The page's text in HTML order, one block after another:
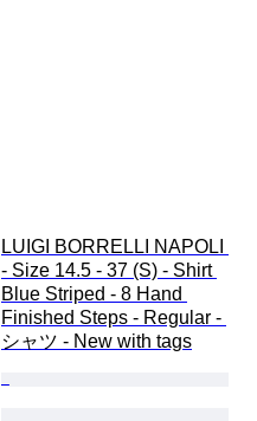
LUIGI BORRELLI NAPOLI
- Size 14.5 - 37 (S) - Shirt
Blue Striped - 8 Hand
Finished Steps - Regular -
シャツ - New with tags